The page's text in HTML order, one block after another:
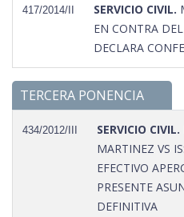
417/2014/II SERVICIO CIVIL.
EN CONTRA
DECLARA
TERCERA PONENCIA
434/2012/III SERVICIO CIVIL.
MARTINEZ VS
EFECTIVO
PRESENTE
DEFINITIVA